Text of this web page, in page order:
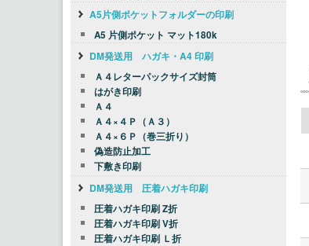
A5片側ポケットフォルダーの印刷
A5 片側ポケット マット180k
DM発送用 ハガキ・A4 印刷
Ａ４レターパックサイズ封筒
はがき印刷
Ａ４
Ａ４×４Ｐ（Ａ３）
Ａ４×６Ｐ（巻三折り）
偽造防止加工
下敷き印刷
DM発送用 圧着ハガキ印刷
圧着ハガキ印刷 Z折
圧着ハガキ印刷 V折
圧着ハガキ印刷 Ｌ折